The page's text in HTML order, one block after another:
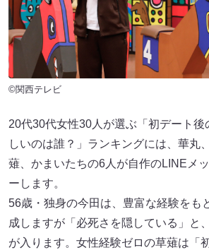
©関西テレビ
20代30代女性30人が選ぶ「初デート後
しいのは誰？」ランキングには、華丸
薙、かまいたちの6人が自作のLINEメ
ーします。
56歳・独身の今田は、豊富な経験をも
成しますが「必死さを隠している」と
が入ります。女性経験ゼロの草薙は「